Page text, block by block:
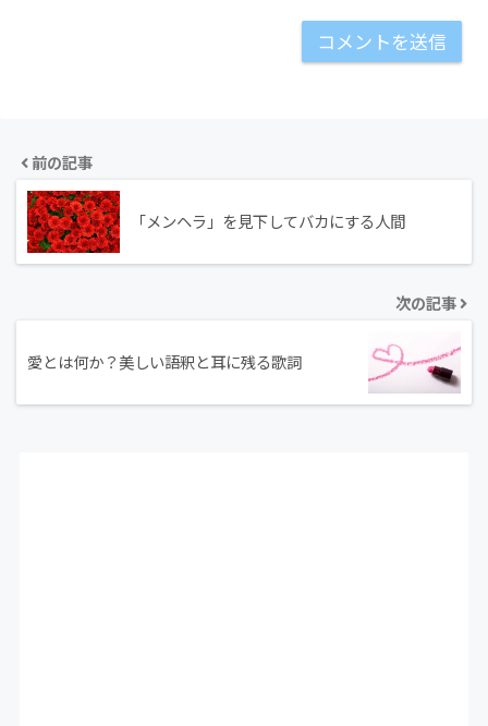
前の記事
「メンヘラ」を見下してバカにする人間
次の記事
愛とは何か？美しい語釈と耳に残る歌詞